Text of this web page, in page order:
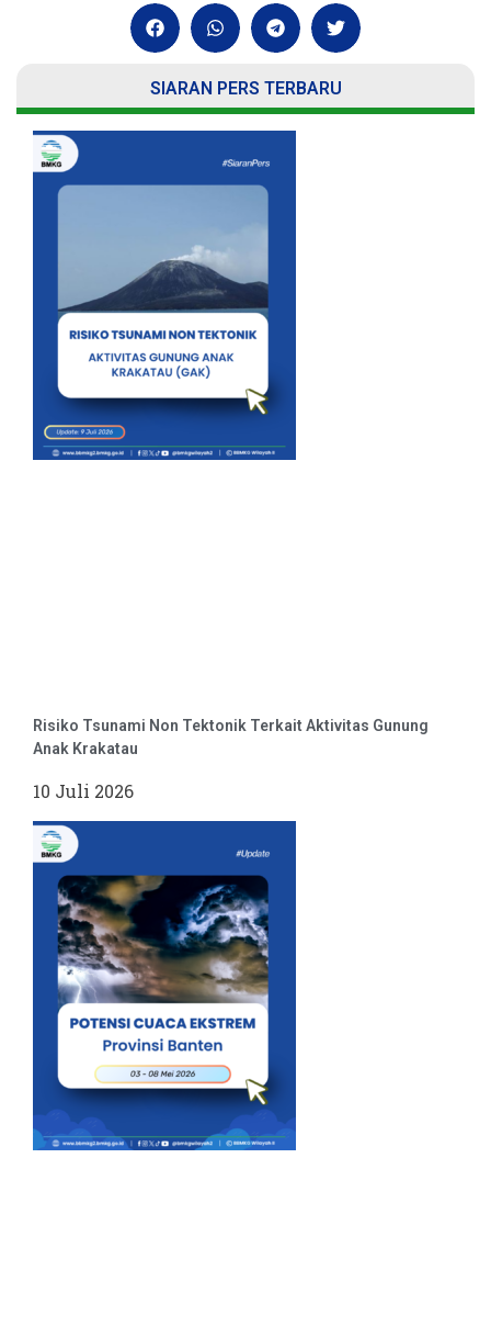
SIARAN PERS TERBARU
Risiko Tsunami Non Tektonik Terkait Aktivitas Gunung
Anak Krakatau
10 Juli 2026